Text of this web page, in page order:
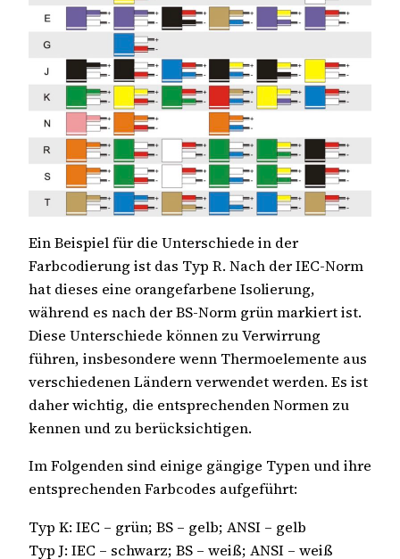
Ein Beispiel für die Unterschiede in der
Farbcodierung ist das Typ R. Nach der IEC-Norm
hat dieses eine orangefarbene Isolierung,
während es nach der BS-Norm grün markiert ist.
Diese Unterschiede können zu Verwirrung
führen, insbesondere wenn Thermoelemente aus
verschiedenen Ländern verwendet werden. Es ist
daher wichtig, die entsprechenden Normen zu
kennen und zu berücksichtigen.
Im Folgenden sind einige gängige Typen und ihre
entsprechenden Farbcodes aufgeführt:
Typ K: IEC – grün; BS – gelb; ANSI – gelb
Typ J: IEC – schwarz; BS – weiß; ANSI – weiß